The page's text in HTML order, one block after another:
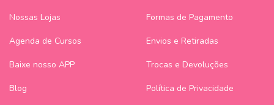
Nossas Lojas
Agenda de Cursos
Baixe nosso APP
Blog
Formas de Pagamento
Envios e Retiradas
Trocas e Devoluções
Política de Privacidade